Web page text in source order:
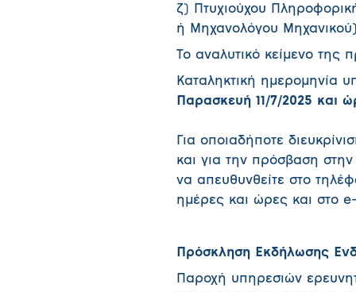
ζ) Πτυχιούχου
ή Μηχανολόγου
Το αναλυτικό κείμενο της
Καταληκτική ημερομηνία
Παρασκευή 11/7/2025 και
Για οποιαδήποτε
και για την πρόσβαση
να απευθυνθείτε στο
ημέρες και ώρες και στο
Πρόσκληση Εκδήλωσης
Παροχή υπηρεσιών